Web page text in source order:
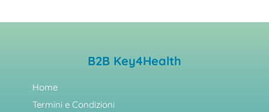
B2B Key4Health
Home
Termini e Condizioni